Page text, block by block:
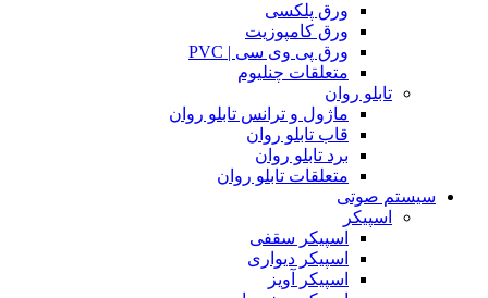
ورق پلکسی
ورق کامپوزیت
ورق پی وی سی | PVC
متعلقات چنلیوم
تابلو روان
ماژول و ترانس تابلو روان
قاب تابلو روان
برد تابلو روان
متعلقات تابلو روان
سیستم صوتی
اسپیکر
اسپیکر سقفی
اسپیکر دیواری
اسپیکر آویز